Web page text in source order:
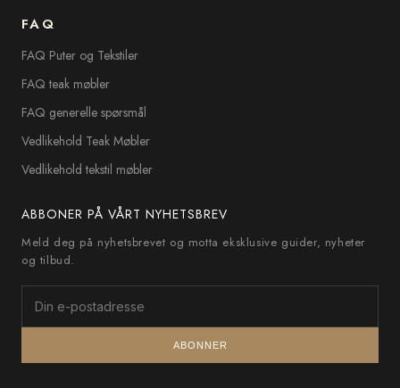
FAQ
FAQ Puter og Tekstiler
FAQ teak møbler
FAQ generelle spørsmål
Vedlikehold Teak Møbler
Vedlikehold tekstil møbler
ABBONER PÅ VÅRT NYHETSBREV
Meld deg på nyhetsbrevet og motta eksklusive guider, nyheter
og tilbud.
ABONNER